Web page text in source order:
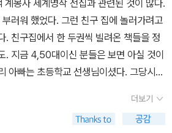
소, 2015.11.23.첫/2022.11.15.8벌)#Sp
#PeterJLippman (1965년)《발
맥컬리 글·그림/김고연주 옮김, 비룡소, 2
벌)#MarvelousMattie #HowMargar
린스키 그림/서애경 옮김, 비룡소, 2001.1
#AnneIsaacs #PaulOZ
hbooklove#AstridLindgren
다. 내 머릿속에 린드그렌의 이름이 더 진
도 일하다 책방을 그만두었고 그 이유 중
서였다. 비행기 안에서 그녀의 평전을 읽
에서도 지루하지 않은 사람이라니.린드
다녔고 가족들이 살았던 생가 옆에 있는
작품 속에 나온 마을을 모두 재현해놓은
가 있는 것이 아니라 실제 마을처럼 꾸
계몽사 세계명작 전집과 관련된 것이 많다.
러워 했었다. 그런 친구 집에 놀러가려고
. 친구집에서 한 두권씩 빌려온 책들을 정
. 지금 4,50대이신 분들은 보면 아실 것이
빠는 초등학교 선생님이셨다. 그당시는
고 개천 길을 따라 국민대 앞 서점에 가서
곤 했다.(어릴 때 우린 정릉에 살았다) 그
더보기